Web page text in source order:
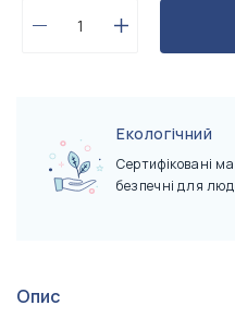
Екологічний
Сертифіковані
безпечні для
Опис